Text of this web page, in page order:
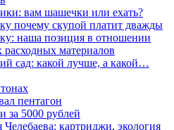
вам шашечки или ехать?
почему скупой платит дважды
наша позиция в отношении
материалов
сад: какой лучше, а какой…
пентагон
за 5000 рублей
картриджи, экология